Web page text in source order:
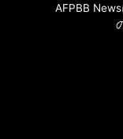
AFPBB